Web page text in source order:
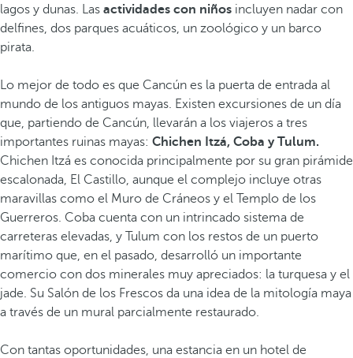
lagos y dunas. Las actividades con niños incluyen nadar con
delfines, dos parques acuáticos, un zoológico y un barco
pirata.
Lo mejor de todo es que Cancún es la puerta de entrada al
mundo de los antiguos mayas. Existen excursiones de un día
que, partiendo de Cancún, llevarán a los viajeros a tres
importantes ruinas mayas: Chichen Itzá, Coba y Tulum.
Chichen Itzá es conocida principalmente por su gran pirámide
escalonada, El Castillo, aunque el complejo incluye otras
maravillas como el Muro de Cráneos y el Templo de los
Guerreros. Coba cuenta con un intrincado sistema de
carreteras elevadas, y Tulum con los restos de un puerto
marítimo que, en el pasado, desarrolló un importante
comercio con dos minerales muy apreciados: la turquesa y el
jade. Su Salón de los Frescos da una idea de la mitología maya
a través de un mural parcialmente restaurado.
Con tantas oportunidades, una estancia en un hotel de